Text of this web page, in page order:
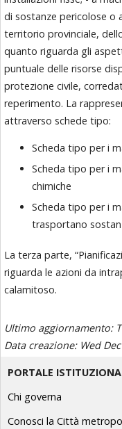
di sostanze pericolose o
territorio provinciale,
quanto riguarda gli
puntuale delle risorse
protezione civile,
reperimento. La
attraverso schede tipo:
Scheda tipo per i
Scheda tipo per i
chimiche
Scheda tipo per i
trasportano
La terza parte,
riguarda le azioni da
calamitoso.
Ultimo aggiornamento:
Data creazione: Wed
PORTALE
Chi governa
Conosci la Città